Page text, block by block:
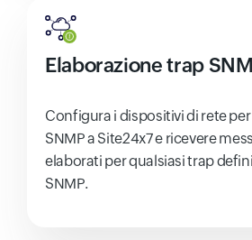
Elaborazione trap
Configura i dispositivi di rete
SNMP a Site24x7 e ricevere
elaborati per qualsiasi trap
SNMP.